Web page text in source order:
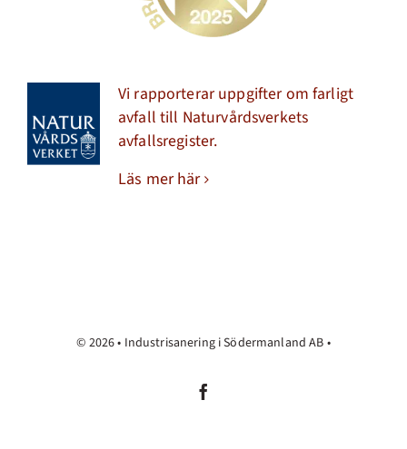
Vi rapporterar uppgifter om farligt
avfall till Naturvårdsverkets
avfallsregister.
Läs mer här
© 2026 • Industrisanering i Södermanland AB •